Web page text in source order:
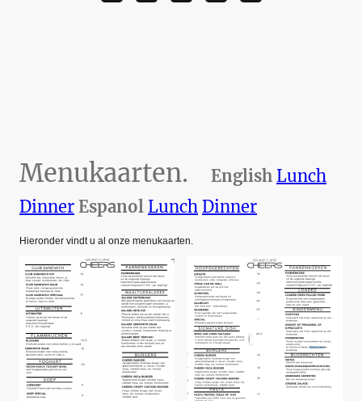
Menukaarten. English Lunch
Dinner Espanol Lunch Dinner
Hieronder vindt u al onze menukaarten.